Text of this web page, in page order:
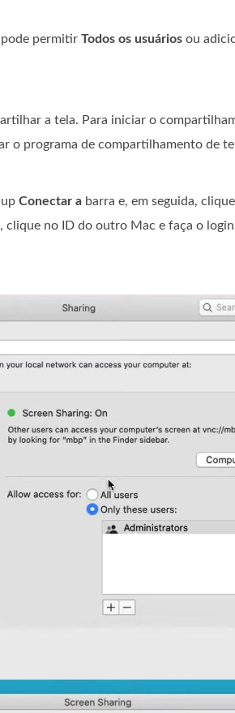
pode permitir Todos os usuários ou
a tela. Para iniciar o
o programa de compartilhamento de
Conectar a barra e, em seguida,
no ID do outro Mac e faça o